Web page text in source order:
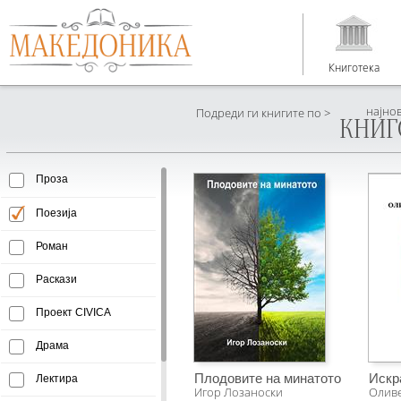
Книготека
Подреди ги книгите по >
Проза
Поезија
Роман
Раскази
Проект CIVICA
Драма
Лектира Плодовите на минатото
Игор Лозаноски